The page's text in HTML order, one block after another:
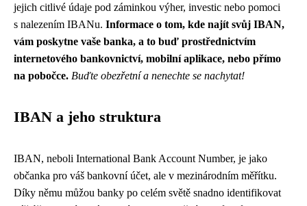
jejich citlivé údaje pod záminkou výher, investic nebo pomoci
s nalezením IBANu. Informace o tom, kde najít svůj IBAN,
vám poskytne vaše banka, a to buď prostřednictvím
internetového bankovnictví, mobilní aplikace, nebo přímo
na pobočce. Buďte obezřetní a nenechte se nachytat!
IBAN a jeho struktura
IBAN, neboli International Bank Account Number, je jako
občanka pro váš bankovní účet, ale v mezinárodním měřítku.
Díky němu můžou banky po celém světě snadno identifikovat